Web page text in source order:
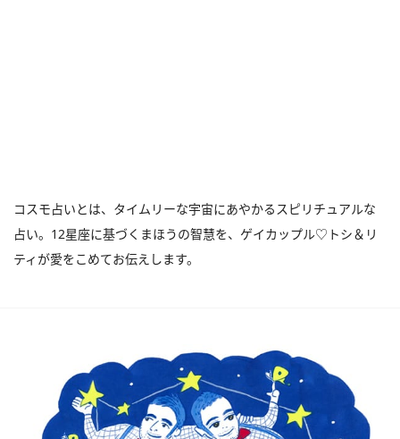
コスモ占いとは、タイムリーな宇宙にあやかるスピリチュアルな
占い。12星座に基づくまほうの智慧を、ゲイカップル♡トシ＆リ
ティが愛をこめてお伝えします。